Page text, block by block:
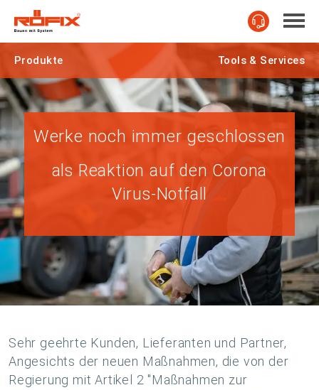
Produkte Tools & Services
Werke noch immer geschlossen
als Reaktion auf den Corona
Virus-Notfall
Sehr geehrte Kunden, Lieferanten und Partner,
Angesichts der neuen Maßnahmen, die von der
Regierung mit Artikel 2 "Maßnahmen zur